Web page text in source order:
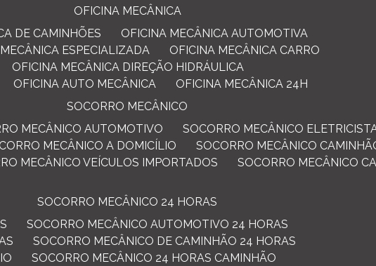
OFICINA MECÂNICA
DE CAMINHÕES
OFICINA MECÂNICA AUTOMOTIVA
MECÂNICA ESPECIALIZADA
OFICINA MECÂNICA CARRO
OFICINA MECÂNICA DIREÇÃO HIDRÁULICA
OFICINA AUTO MECÂNICA
OFICINA MECÂNICA 24H
SOCORRO MECÂNICO
MECÂNICO AUTOMOTIVO
SOCORRO MECÂNICO
MECÂNICO A DOMICÍLIO
SOCORRO MECÂNICO
MECÂNICO VEÍCULOS IMPORTADOS
SOCORRO MECÂNICO
SOCORRO MECÂNICO 24 HORAS
SOCORRO MECÂNICO AUTOMOTIVO 24 HORAS
SOCORRO MECÂNICO DE CAMINHÃO 24 HORAS
SOCORRO MECÂNICO 24 HORAS CAMINHÃO